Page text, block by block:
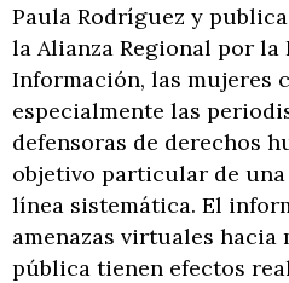
Paula Rodríguez y
la Alianza Regional por la
Información, las mujeres
especialmente las
defensoras de derechos
objetivo particular de
línea sistemática. El
amenazas virtuales hacia
pública tienen efectos